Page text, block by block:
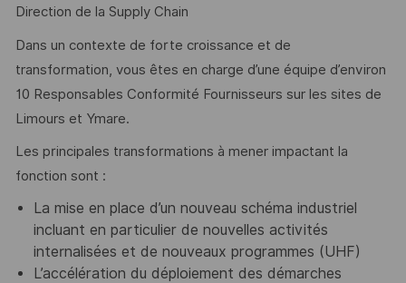
Direction de la Supply Chain
Dans un contexte de forte croissance et de
transformation, vous êtes en charge d’une équipe d’environ
10 Responsables Conformité Fournisseurs sur les sites de
Limours et Ymare.
Les principales transformations à mener impactant la
fonction sont :
La mise en place d’un nouveau schéma industriel
incluant en particulier de nouvelles activités
internalisées et de nouveaux programmes (UHF)
L’accélération du déploiement des démarches